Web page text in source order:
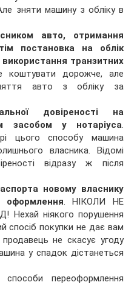
зняти машину з обліку в
авто, отримання
постановка на облік
транзитних
дорожче, але
авто з обліку за
довіреності на
засобом у нотаріуса.
цього способу машина
власника. Відомі
відразу ж після
новому власнику
оформлення. НІКОЛИ НЕ
Нехай ніякого порушення
спосіб покупки не дає вам
не скасує угоду
у спадок дістанеться
переоформлення